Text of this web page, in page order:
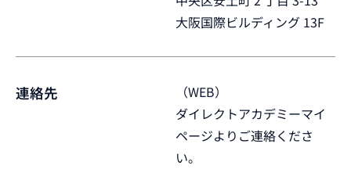
大阪国際ビルディング 13F
連絡先
（WEB）
ダイレクトアカデミーマイ
ページよりご連絡くださ
い。